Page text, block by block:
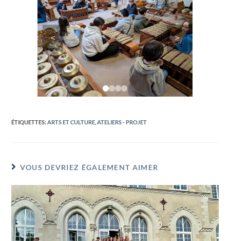
< >
ÉTIQUETTES:ARTS ET CULTURE ATELIERS - PROJET
VOUS DEVRIEZ ÉGALEMENT AIMER